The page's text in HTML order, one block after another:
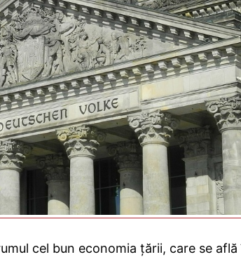
cel bun economia țării, care se află